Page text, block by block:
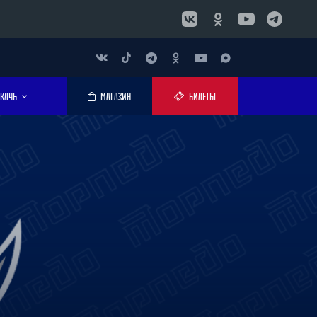
КЛУБ МАГАЗИН БИЛЕТЫ